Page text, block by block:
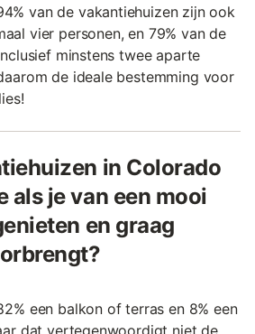
van de vakantiehuizen zijn ook
vier personen, en 79% van de
minstens twee aparte
de ideale bestemming voor
in Colorado
als je van een mooi
en graag
een balkon of terras en 8% een
dat vertegenwoordigt niet de